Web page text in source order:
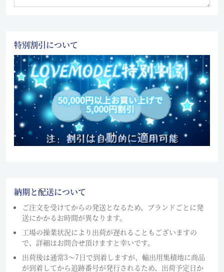
特別割引について
納期と配送について
ご注文を受けてからの発送となるため、ブランドごとに発
送にかかるお時間が異なります。
工場の操業状況により出荷が遅れることもございますの
で、詳細はお問合せ頂けますと幸いです。
出荷後は通常3～7日で到着しますが、輸出用集積地に商品
が到着してから追跡番号が発行されるため、出荷予定日か